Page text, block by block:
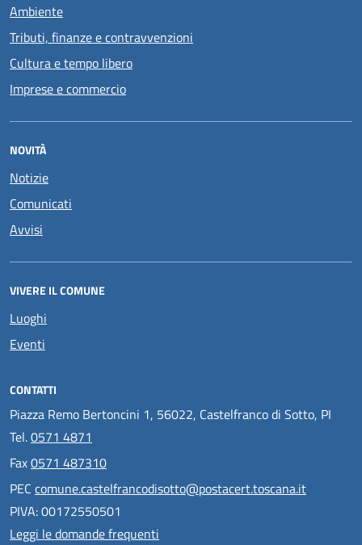
Ambiente
Tributi, finanze e contravvenzioni
Cultura e tempo libero
Imprese e commercio
NOVITÀ
Notizie
Comunicati
Avvisi
VIVERE IL COMUNE
Luoghi
Eventi
CONTATTI
Piazza Remo Bertoncini 1, 56022, Castelfranco di Sotto, PI
Tel.0571 4871
Fax0571 487310
PEC comune.castelfrancodisotto@postacert.toscana.it
PIVA: 00172550501
Leggi le domande frequenti